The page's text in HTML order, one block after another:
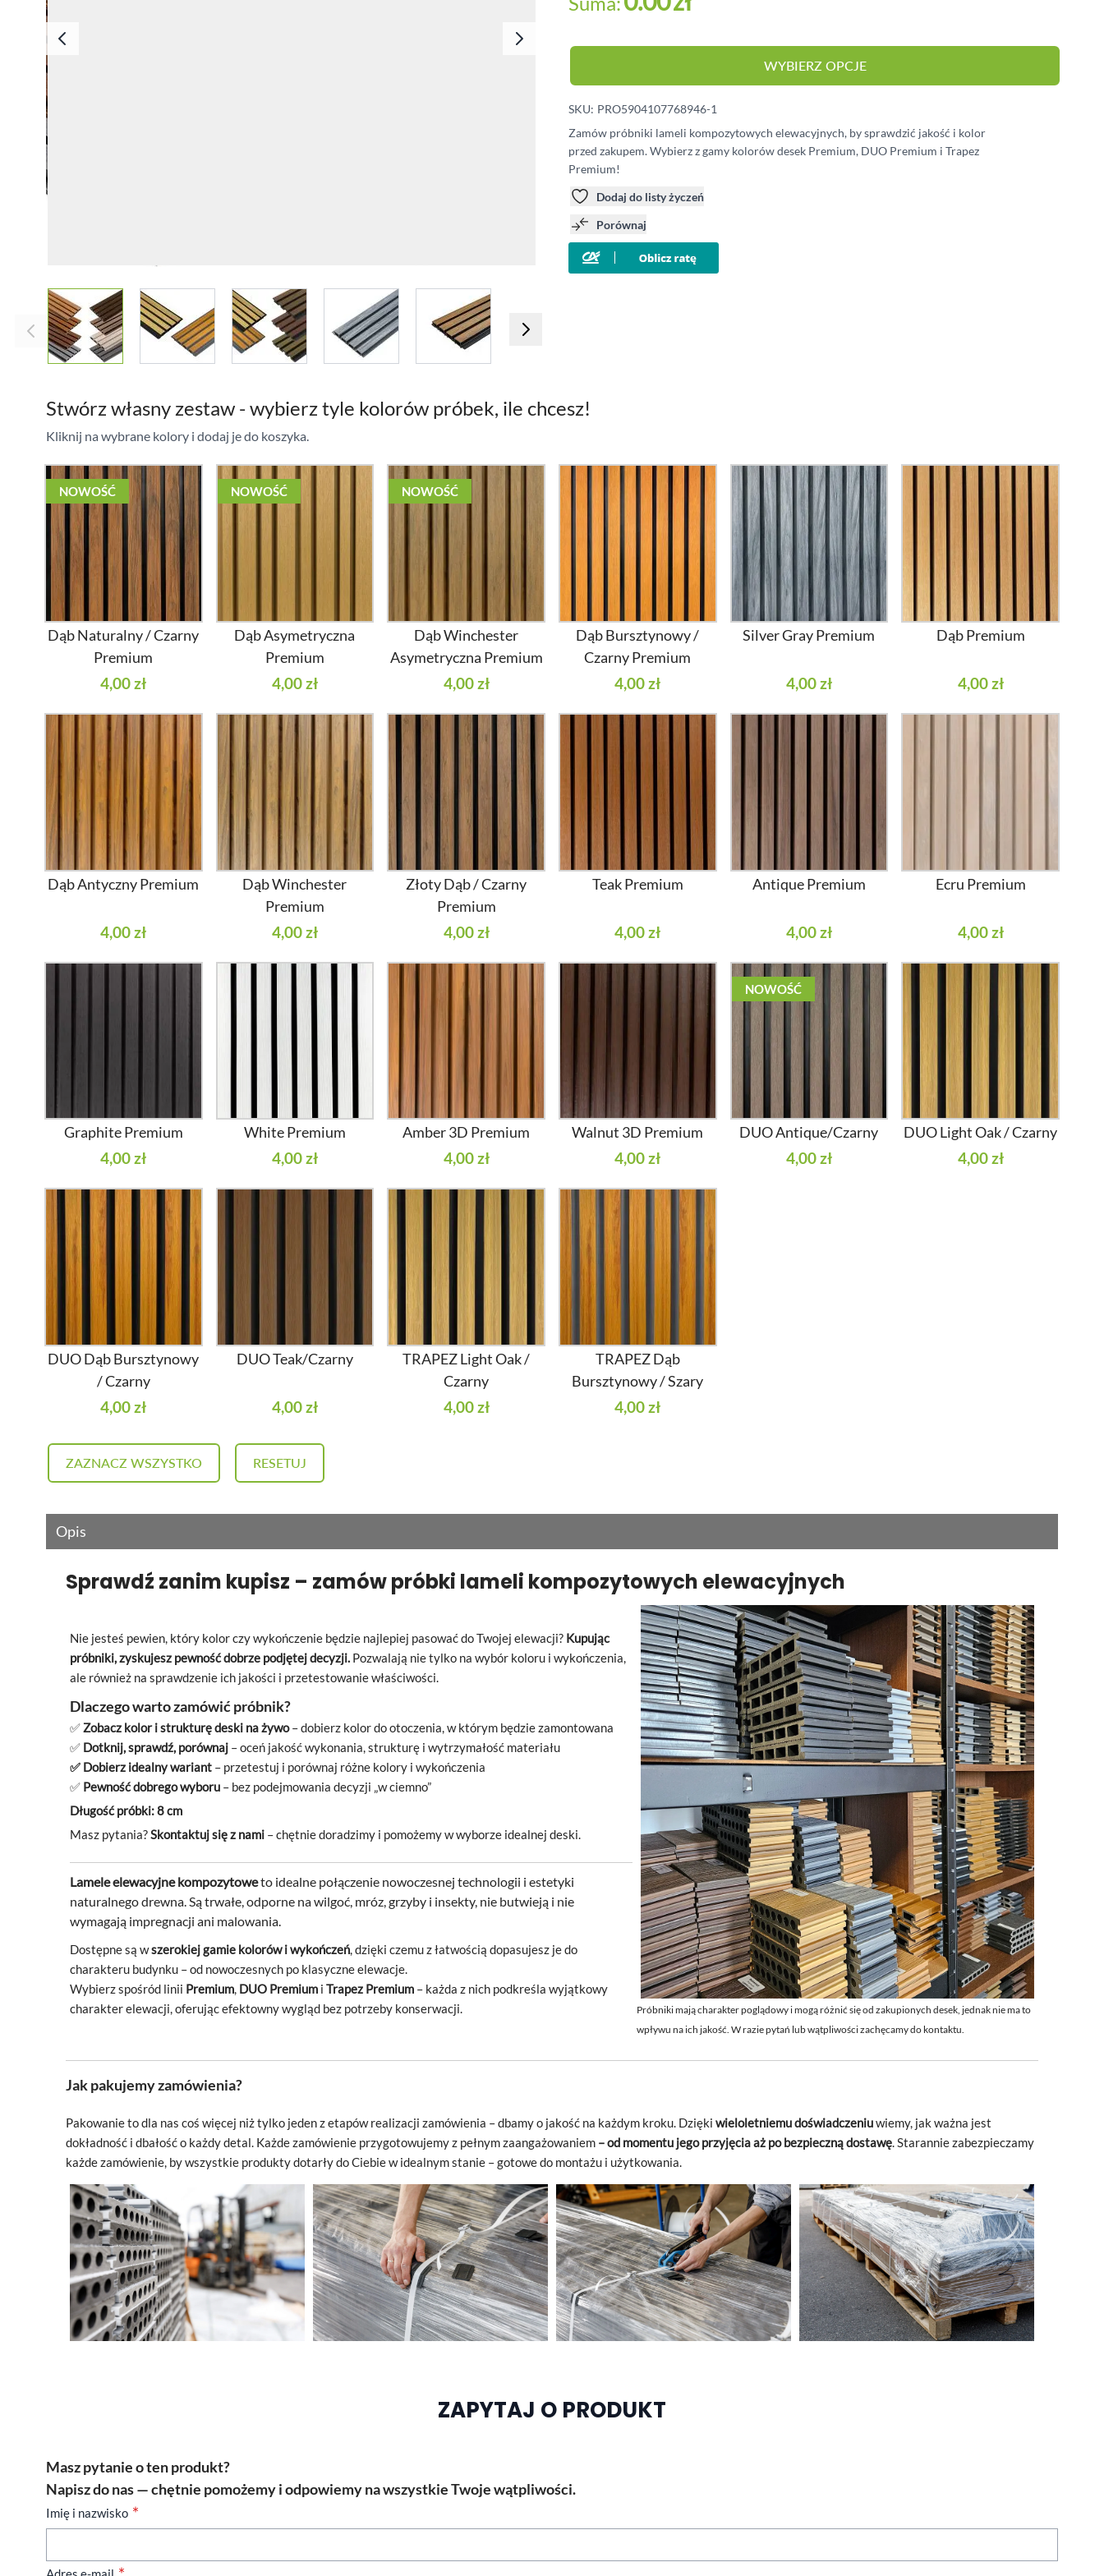
Deska Solid ASA
Wkręty
Kołki montażowe
MEBLE OGRODOWE
OŚWIETLENIE TARASOWE
View larger image View larger imageView larger image View larger image View larger image
WYBIERZ OPCJE
SKU: PRO5904107768946-1
Zamów próbniki lameli kompozytowych elewacyjnych, by sprawdzić jakość i kolor
przed zakupem. Wybierz z gamy kolorów desek Premium, DUO Premium i Trapez
Premium!
Dodaj do listy życzeń
Porównaj
Stwórz własny zestaw - wybierz tyle kolorów próbek, ile chcesz!
Kliknij na wybrane kolory i dodaj je do koszyka.
NOWOŚĆ
Dąb Naturalny / Czarny
Premium
4,00 zł
NOWOŚĆ
Dąb Asymetryczna
Premium
4,00 zł
NOWOŚĆ
Dąb Winchester
Asymetryczna Premium
4,00 zł
Dąb Bursztynowy /
Czarny Premium
4,00 zł
Silver Gray Premium
4,00 zł
Dąb Premium
4,00 zł
Dąb Antyczny Premium
4,00 zł
Dąb Winchester
Premium
4,00 zł
Złoty Dąb / Czarny
Premium
4,00 zł
Teak Premium
4,00 zł
Antique Premium
4,00 zł
Ecru Premium
4,00 zł
Graphite Premium
4,00 zł
White Premium
4,00 zł
Amber 3D Premium
4,00 zł
Walnut 3D Premium
4,00 zł
NOWOŚĆ
DUO Antique/Czarny
4,00 zł
DUO Light Oak / Czarny
4,00 zł
DUO Dąb Bursztynowy
/ Czarny
4,00 zł
DUO Teak/Czarny
4,00 zł
TRAPEZ Light Oak /
Czarny
4,00 zł
TRAPEZ Dąb
Bursztynowy / Szary
4,00 zł
ZAZNACZ WSZYSTKO RESETUJ
Opis
Sprawdź zanim kupisz – zamów próbki lameli kompozytowych elewacyjnych
Nie jesteś pewien, który kolor czy wykończenie będzie najlepiej pasować do Twojej elewacji? Kupując
próbniki, zyskujesz pewność dobrze podjętej decyzji. Pozwalają nie tylko na wybór koloru i wykończenia,
ale również na sprawdzenie ich jakości i przetestowanie właściwości.
Dlaczego warto zamówić próbnik?
✅Zobacz kolor istrukturę deski na żywo– dobierz kolor do otoczenia, w którym będzie zamontowana
✅ Dotknij, sprawdź, porównaj – oceń jakość wykonania, strukturę i wytrzymałość materiału
✅ Dobierz idealny wariant – przetestuj i porównaj różne kolory i wykończenia
✅ Pewność dobrego wyboru – bez podejmowania decyzji „w ciemno”
Długość próbki: 8 cm
Masz pytania?Skontaktuj się z nami – chętnie doradzimy i pomożemy wwyborze idealnej deski.
Lamele elewacyjne kompozytoweto idealne połączenie nowoczesnej technologii i estetyki
naturalnego drewna. Są trwałe, odporne na wilgoć, mróz, grzyby i insekty, nie butwieją i nie
wymagają impregnacji ani malowania.
Dostępne są wszerokiej gamie kolorów i wykończeń, dzięki czemu złatwością dopasujesz je do
charakteru budynku – od nowoczesnych po klasyczne elewacje.
Wybierz spośród linii Premium, DUO Premium i Trapez Premium – każda z nich podkreśla wyjątkowy
charakter elewacji, oferując efektowny wygląd bez potrzeby konserwacji.
Próbniki mają charakter poglądowy imogą różnić się od zakupionych desek, jednak nie ma to
wpływu na ich jakość. Wrazie pytań lub wątpliwości zachęcamy do kontaktu.
Jak pakujemy zamówienia?
Pakowanie to dla nas coś więcej niż tylko jeden zetapów realizacji zamówienia – dbamy o jakość na każdym kroku. Dzięki wieloletniemu doświadczeniuwiemy, jak ważna jest
dokładność i dbałość o każdy detal. Każde zamówienie przygotowujemy z pełnym zaangażowaniem – od momentu jego przyjęcia aż po bezpieczną dostawę. Starannie zabezpieczamy
każde zamówienie, by wszystkie produkty dotarły do Ciebie w idealnym stanie – gotowe do montażu i użytkowania.
ZAPYTAJ O PRODUKT
Masz pytanie o ten produkt?
Napisz do nas — chętnie pomożemy i odpowiemy na wszystkie Twoje wątpliwości.
Imię i nazwisko